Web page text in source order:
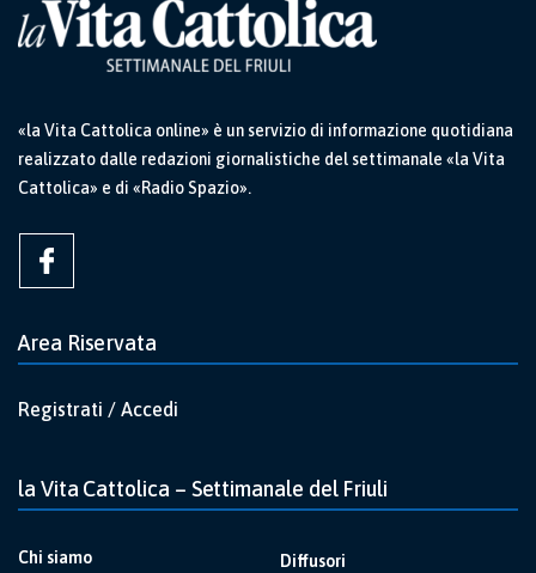
«la Vita Cattolica online» è un servizio di informazione quotidiana
realizzato dalle redazioni giornalistiche del settimanale «la Vita
Cattolica» e di «Radio Spazio».
Area Riservata
Registrati / Accedi
la Vita Cattolica – Settimanale del Friuli
Chi siamo Diffusori